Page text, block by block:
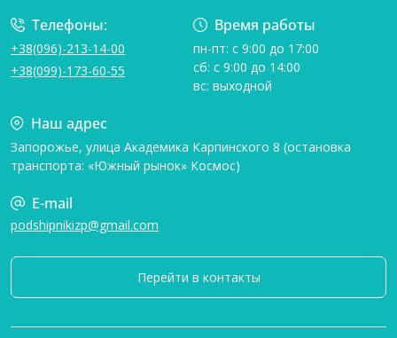
Телефоны:
+38(096)-213-14-00
+38(099)-173-60-55
Время работы
пн-пт: с 9:00 до 17:00
сб: с 9:00 до 14:00
вс: выходной
Наш адрес
Запорожье, улица Академика Карпинского 8 (остановка
транспорта: «Южный рынок» Космос)
E-mail
podshipnikizp@gmail.com
Перейти в контакты